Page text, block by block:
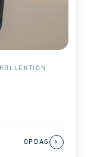
KOLLEKTION
OPDAG ›